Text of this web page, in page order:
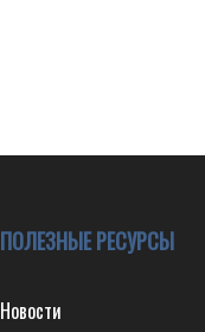
ПОЛЕЗНЫЕ РЕСУРСЫ
Новости